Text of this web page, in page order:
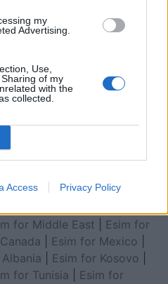
my
Advertising.
Use,
of my
with the
collected.
Access Privacy Policy
Europe|Esim for Caribbean
|Esim for Greece|Esim
2026
for United Arab
Kingdom |Esim for Africa
for Middle East
Esim for
Esim for Mexico
Esim for Kosovo
for Tunisia
Esim for